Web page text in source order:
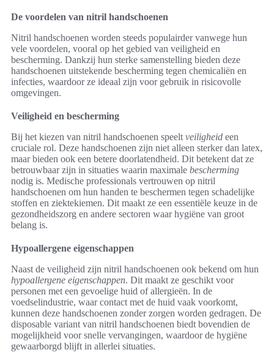
De voordelen van nitril handschoenen
Nitril handschoenen worden steeds populairder vanwege hun
vele voordelen, vooral op het gebied van veiligheid en
bescherming. Dankzij hun sterke samenstelling bieden deze
handschoenen uitstekende bescherming tegen chemicaliën en
infecties, waardoor ze ideaal zijn voor gebruik in risicovolle
omgevingen.
Veiligheid en bescherming
Bij het kiezen van nitril handschoenen speelt veiligheid een
cruciale rol. Deze handschoenen zijn niet alleen sterker dan latex,
maar bieden ook een betere doorlatendheid. Dit betekent dat ze
betrouwbaar zijn in situaties waarin maximale bescherming
nodig is. Medische professionals vertrouwen op nitril
handschoenen om hun handen te beschermen tegen schadelijke
stoffen en ziektekiemen. Dit maakt ze een essentiële keuze in de
gezondheidszorg en andere sectoren waar hygiëne van groot
belang is.
Hypoallergene eigenschappen
Naast de veiligheid zijn nitril handschoenen ook bekend om hun
hypoallergene eigenschappen. Dit maakt ze geschikt voor
personen met een gevoelige huid of allergieën. In de
voedselindustrie, waar contact met de huid vaak voorkomt,
kunnen deze handschoenen zonder zorgen worden gedragen. De
disposable variant van nitril handschoenen biedt bovendien de
mogelijkheid voor snelle vervangingen, waardoor de hygiëne
gewaarborgd blijft in allerlei situaties.